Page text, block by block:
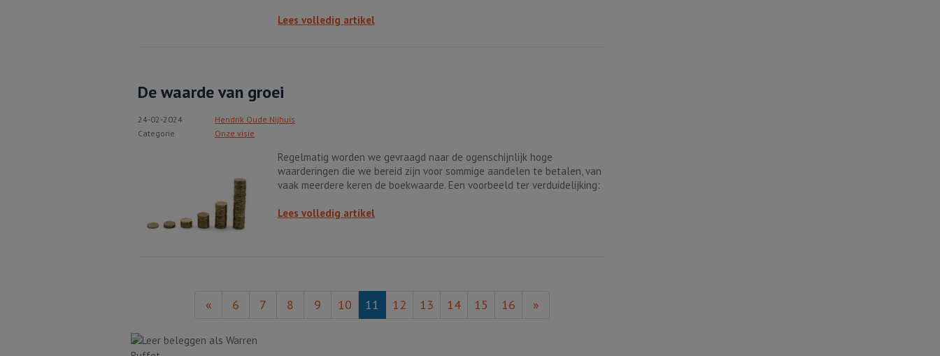
Lees volledig artikel
De waarde van groei
24-02-2024
Hendrik Oude Nijhuis
Categorie
Onze visie
Regelmatig worden we gevraagd naar de ogenschijnlijk hoge
waarderingen die we bereid zijn voor sommige aandelen te betalen, van
vaak meerdere keren de boekwaarde. Een voorbeeld ter verduidelijking:
Lees volledig artikel
« 6 7 8 9 10 11 12 13 14 15 16 »